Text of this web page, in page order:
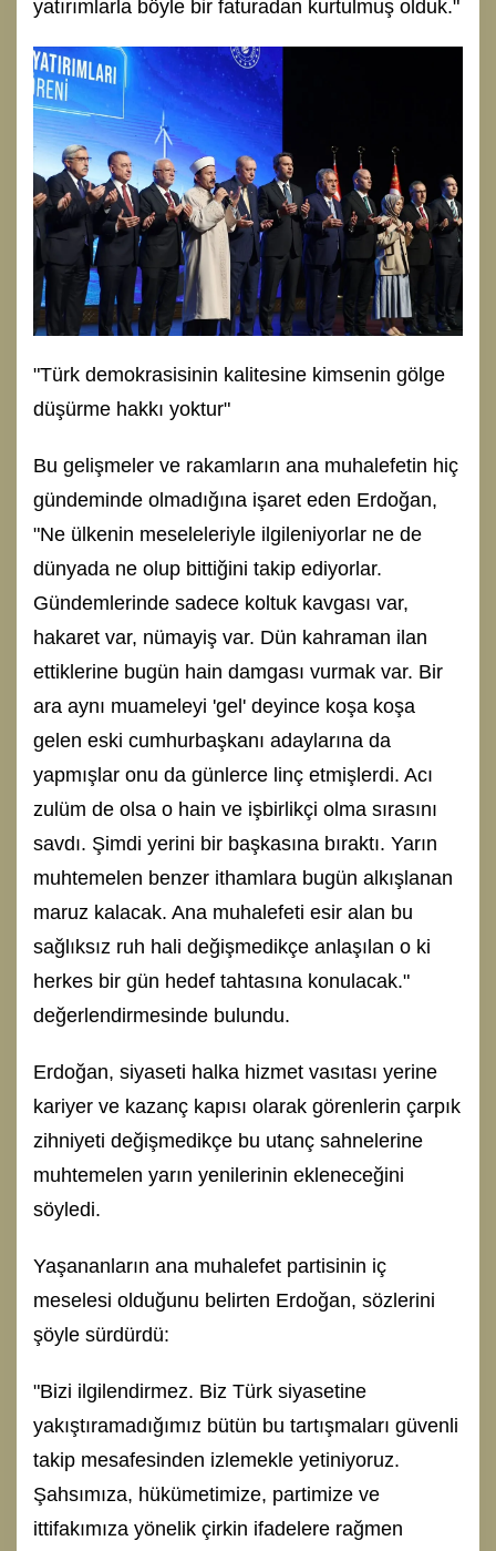
yatırımlarla böyle bir faturadan kurtulmuş olduk."
"Türk demokrasisinin kalitesine kimsenin gölge
düşürme hakkı yoktur"
Bu gelişmeler ve rakamların ana muhalefetin hiç
gündeminde olmadığına işaret eden Erdoğan,
"Ne ülkenin meseleleriyle ilgileniyorlar ne de
dünyada ne olup bittiğini takip ediyorlar.
Gündemlerinde sadece koltuk kavgası var,
hakaret var, nümayiş var. Dün kahraman ilan
ettiklerine bugün hain damgası vurmak var. Bir
ara aynı muameleyi 'gel' deyince koşa koşa
gelen eski cumhurbaşkanı adaylarına da
yapmışlar onu da günlerce linç etmişlerdi. Acı
zulüm de olsa o hain ve işbirlikçi olma sırasını
savdı. Şimdi yerini bir başkasına bıraktı. Yarın
muhtemelen benzer ithamlara bugün alkışlanan
maruz kalacak. Ana muhalefeti esir alan bu
sağlıksız ruh hali değişmedikçe anlaşılan o ki
herkes bir gün hedef tahtasına konulacak."
değerlendirmesinde bulundu.
Erdoğan, siyaseti halka hizmet vasıtası yerine
kariyer ve kazanç kapısı olarak görenlerin çarpık
zihniyeti değişmedikçe bu utanç sahnelerine
muhtemelen yarın yenilerinin ekleneceğini
söyledi.
Yaşananların ana muhalefet partisinin iç
meselesi olduğunu belirten Erdoğan, sözlerini
şöyle sürdürdü:
"Bizi ilgilendirmez. Biz Türk siyasetine
yakıştıramadığımız bütün bu tartışmaları güvenli
takip mesafesinden izlemekle yetiniyoruz.
Şahsımıza, hükümetimize, partimize ve
ittifakımıza yönelik çirkin ifadelere rağmen